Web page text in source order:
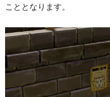
こととなります。